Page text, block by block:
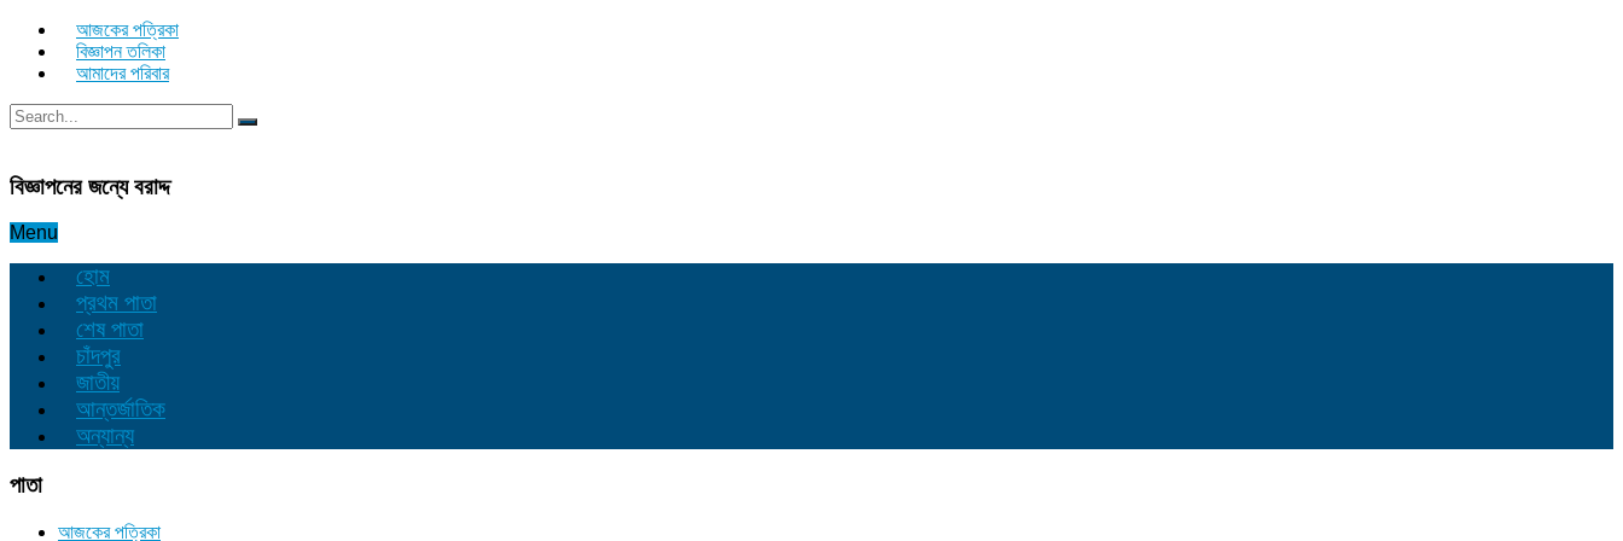
আজকের পত্রিকা
বিজ্ঞাপন তলিকা
আমাদের পরিবার
বিজ্ঞাপনের জন্যে বরাদ্দ
Menu
হোম
প্রথম পাতা
শেষ পাতা
চাঁদপুর
জাতীয়
আন্তর্জাতিক
অন্যান্য
পাতা
আজকের পত্রিকা